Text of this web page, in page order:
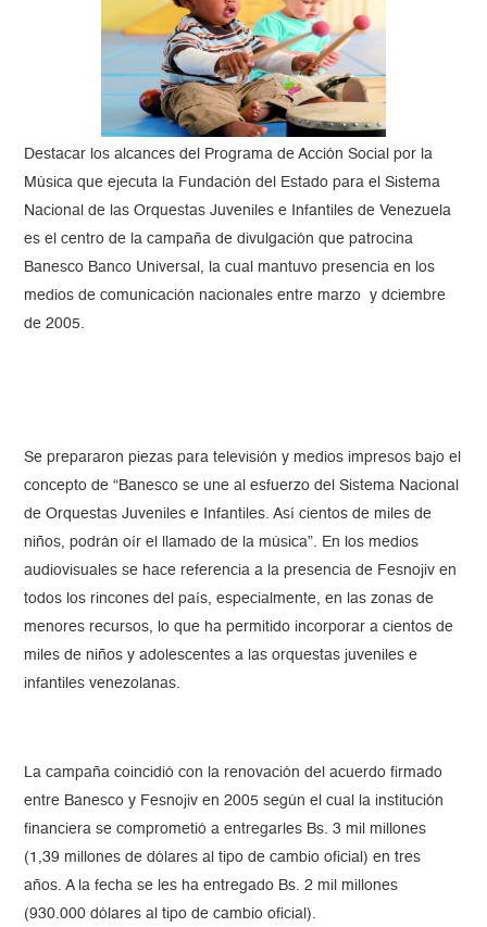
Destacar los alcances del Programa de Acción Social por la
Música que ejecuta la Fundación del Estado para el Sistema
Nacional de las Orquestas Juveniles e Infantiles de Venezuela
es el centro de la campaña de divulgación que patrocina
Banesco Banco Universal, la cual mantuvo presencia en los
medios de comunicación nacionales entre marzo y dciembre
de 2005.
Se prepararon piezas para televisión y medios impresos bajo el
concepto de “Banesco se une al esfuerzo del Sistema Nacional
de Orquestas Juveniles e Infantiles. Así cientos de miles de
niños, podrán oír el llamado de la música”. En los medios
audiovisuales se hace referencia a la presencia de Fesnojiv en
todos los rincones del país, especialmente, en las zonas de
menores recursos, lo que ha permitido incorporar a cientos de
miles de niños y adolescentes a las orquestas juveniles e
infantiles venezolanas.
La campaña coincidió con la renovación del acuerdo firmado
entre Banesco y Fesnojiv en 2005 según el cual la institución
financiera se comprometió a entregarles Bs. 3 mil millones
(1,39 millones de dólares al tipo de cambio oficial) en tres
años. A la fecha se les ha entregado Bs. 2 mil millones
(930.000 dólares al tipo de cambio oficial).